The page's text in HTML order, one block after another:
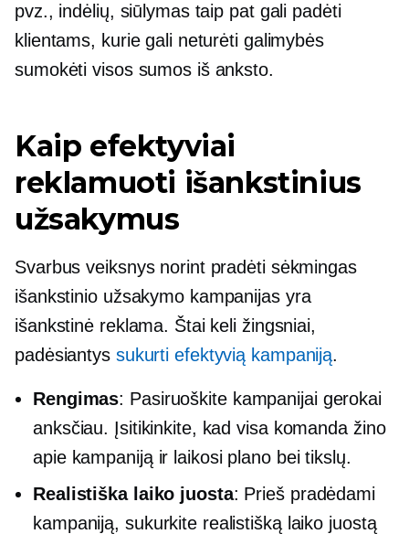
pvz., indėlių, siūlymas taip pat gali padėti
klientams, kurie gali neturėti galimybės
sumokėti visos sumos iš anksto.
Kaip efektyviai
reklamuoti išankstinius
užsakymus
Svarbus veiksnys norint pradėti sėkmingas
išankstinio užsakymo kampanijas yra
išankstinė reklama. Štai keli žingsniai,
padėsiantys sukurti efektyvią kampaniją.
Rengimas: Pasiruoškite kampanijai gerokai
anksčiau. Įsitikinkite, kad visa komanda žino
apie kampaniją ir laikosi plano bei tikslų.
Realistiška laiko juosta: Prieš pradėdami
kampaniją, sukurkite realistišką laiko juostą